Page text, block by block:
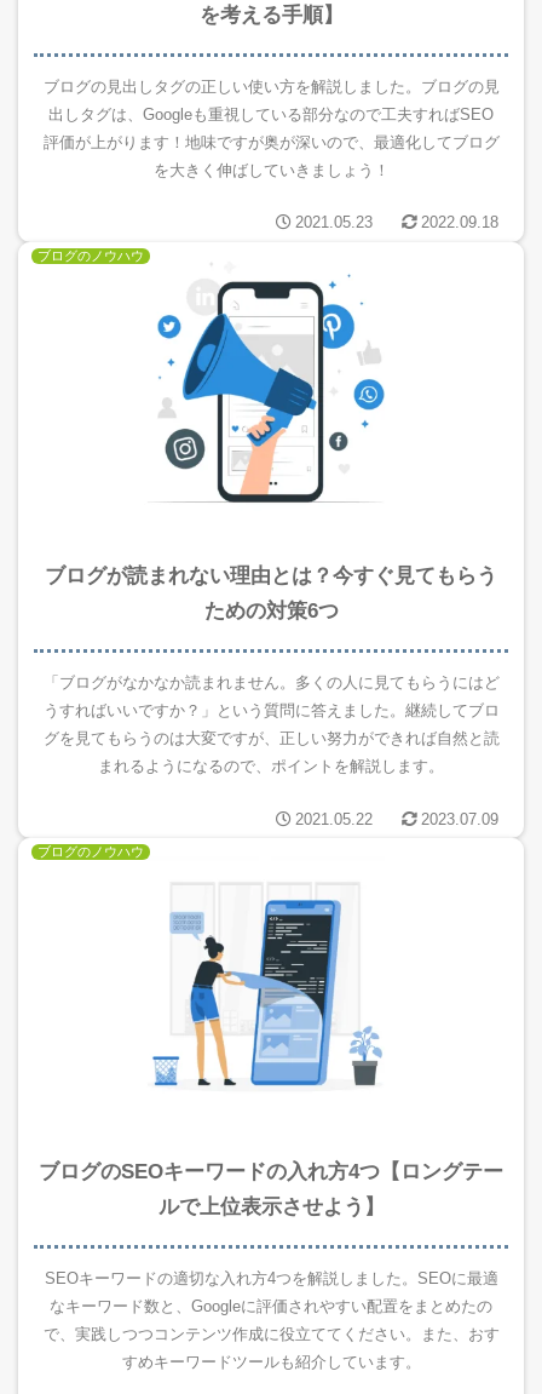
を考える手順】
ブログの見出しタグの正しい使い方を解説しました。ブログの見
出しタグは、Googleも重視している部分なので工夫すればSEO
評価が上がります！地味ですが奥が深いので、最適化してブログ
を大きく伸ばしていきましょう！
2021.05.23 2022.09.18
ブログのノウハウ
ブログが読まれない理由とは？今すぐ見てもらう
ための対策6つ
「ブログがなかなか読まれません。多くの人に見てもらうにはど
うすればいいですか？」という質問に答えました。継続してブロ
グを見てもらうのは大変ですが、正しい努力ができれば自然と読
まれるようになるので、ポイントを解説します。
2021.05.22 2023.07.09
ブログのノウハウ
ブログのSEOキーワードの入れ方4つ【ロングテー
ルで上位表示させよう】
SEOキーワードの適切な入れ方4つを解説しました。SEOに最適
なキーワード数と、Googleに評価されやすい配置をまとめたの
で、実践しつつコンテンツ作成に役立ててください。また、おす
すめキーワードツールも紹介しています。